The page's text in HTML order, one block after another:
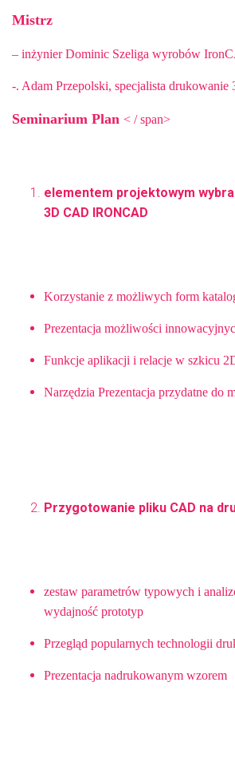
Mistrz
– inżynier Dominic Szeliga wyrobów
-. Adam Przepolski, specjalista drukowanie
Seminarium Plan < / span>
elementem projektowym
3D CAD IRONCAD
Korzystanie z możliwych form
Prezentacja możliwości
Funkcje aplikacji i relacje w szkicu
Narzędzia Prezentacja przydatne do
Przygotowanie pliku CAD na
zestaw parametrów typowych i
wydajność prototyp
Przegląd popularnych technologii
Prezentacja nadrukowanym wzorem